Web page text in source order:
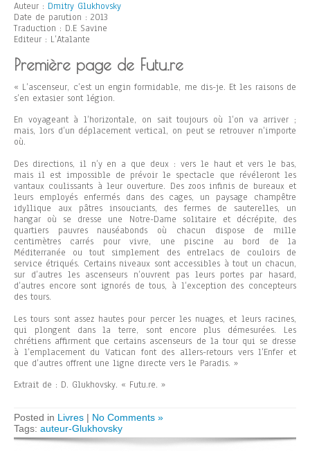
Auteur : Dmitry Glukhovsky
Date de parution : 2013
Traduction : D.E Savine
Editeur : L’Atalante
Première page de Futu.re
« L’ascenseur, c’est un engin formidable, me dis-je. Et les raisons de
s’en extasier sont légion.
En voyageant à l’horizontale, on sait toujours où l’on va arriver ;
mais, lors d’un déplacement vertical, on peut se retrouver n’importe
où.
Des directions, il n’y en a que deux : vers le haut et vers le bas,
mais il est impossible de prévoir le spectacle que révéleront les
vantaux coulissants à leur ouverture. Des zoos infinis de bureaux et
leurs employés enfermés dans des cages, un paysage champêtre
idyllique aux pâtres insouciants, des fermes de sauterelles, un
hangar où se dresse une Notre-Dame solitaire et décrépite, des
quartiers pauvres nauséabonds où chacun dispose de mille
centimètres carrés pour vivre, une piscine au bord de la
Méditerranée ou tout simplement des entrelacs de couloirs de
service étriqués. Certains niveaux sont accessibles à tout un chacun,
sur d’autres les ascenseurs n’ouvrent pas leurs portes par hasard,
d’autres encore sont ignorés de tous, à l’exception des concepteurs
des tours.
Les tours sont assez hautes pour percer les nuages, et leurs racines,
qui plongent dans la terre, sont encore plus démesurées. Les
chrétiens affirment que certains ascenseurs de la tour qui se dresse
à l’emplacement du Vatican font des allers-retours vers l’Enfer et
que d’autres offrent une ligne directe vers le Paradis. »
Extrait de : D. Glukhovsky. « Futu.re. »
Posted in Livres | No Comments »
Tags: auteur-Glukhovsky